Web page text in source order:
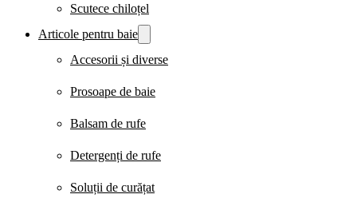
Scutece chiloțel
Articole pentru baie
Accesorii și diverse
Prosoape de baie
Balsam de rufe
Detergenți de rufe
Soluții de curățat